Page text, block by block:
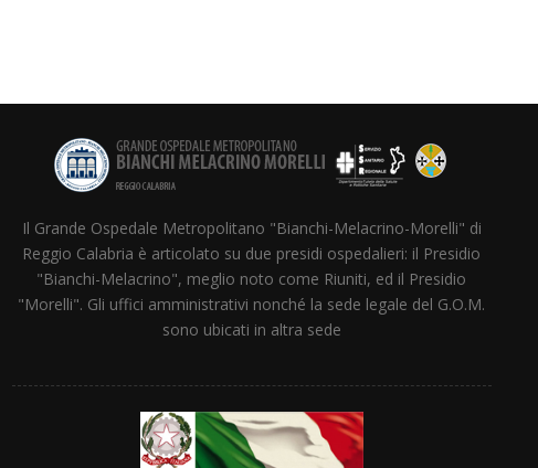
Il Grande Ospedale Metropolitano "Bianchi-Melacrino-Morelli" di
Reggio Calabria è articolato su due presidi ospedalieri: il Presidio
"Bianchi-Melacrino", meglio noto come Riuniti, ed il Presidio
"Morelli". Gli uffici amministrativi nonché la sede legale del G.O.M.
sono ubicati in altra sede